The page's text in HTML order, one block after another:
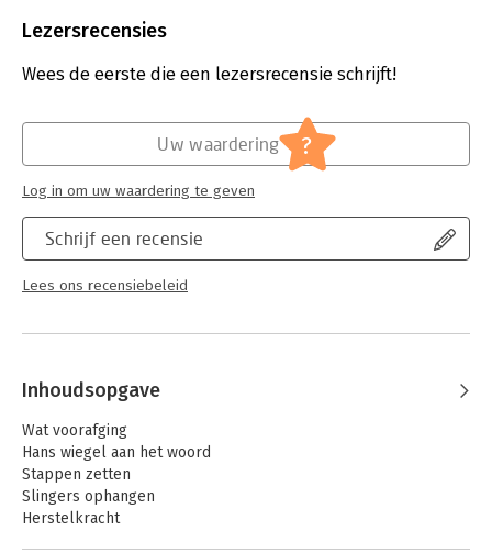
Bestandsformaat:
Uitgever:
Bouwhuis Vastgoed B.V.
Hoofdrubriek:
Jongbloed:
Serie:
Bouwhuis Groep
Lezersrecensies
Wees de eerste die een lezersrecensie schrijft!
Schrijf een recensie
Lees ons recensiebeleid
Uw waardering ?
Log in om uw waardering te geven
Inhoudsopgave
Wat voorafging
Hans wiegel aan het woord
Stappen zetten
Slingers ophangen
Herstelkracht